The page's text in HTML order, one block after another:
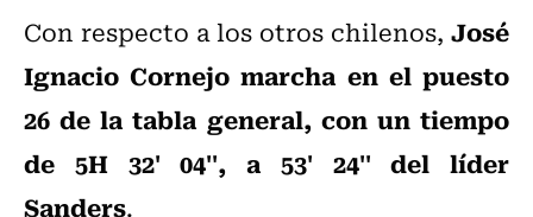
Con respecto a los otros chilenos, José
Ignacio Cornejo marcha en el puesto
26 de la tabla general, con un tiempo
de 5H 32' 04'', a 53' 24'' del líder
Sanders.